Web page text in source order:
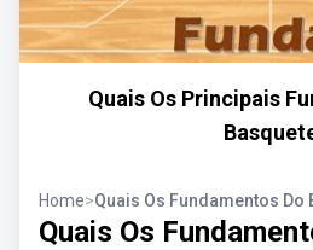
Quais Os Principais
Home>Quais Os Fundamentos Do
Quais Os